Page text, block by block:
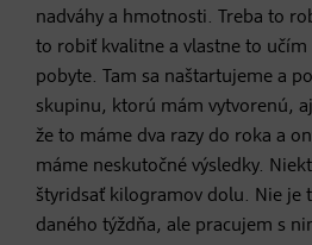
nadváhy a hmotnosti. Treba to
to robiť kvalitne a vlastne to
pobyte. Tam sa naštartujeme a
skupinu, ktorú mám vytvorenú,
že to máme dva razy do roka a
máme neskutočné výsledky.
štyridsať kilogramov dolu. Nie je
daného týždňa, ale pracujem s